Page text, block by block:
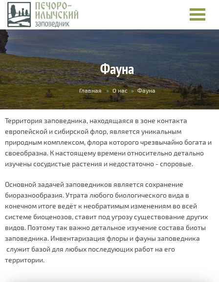
Фауна
Вы
здесь
Главная » О нас » Фауна
Территория заповедника, находящаяся в зоне контакта
европейской и сибирской флор, является уникальным
природным комплексом, флора которого чрезвычайно богата и
своеобразна. К настоящему времени относительно детально
изучены сосудистые растения и недостаточно - споровые.​
Основной задачей заповедников является сохранение
биоразнообразия. Утрата любого биологического вида в
конечном итоге ведёт к необратимым изменениям во всей
системе биоценозов, ставит под угрозу существование других
видов. Поэтому так важно детальное изучение состава биоты
заповедника. Инвентаризация флоры и фауны заповедника
служит базой для любых последующих работ на его
территории.